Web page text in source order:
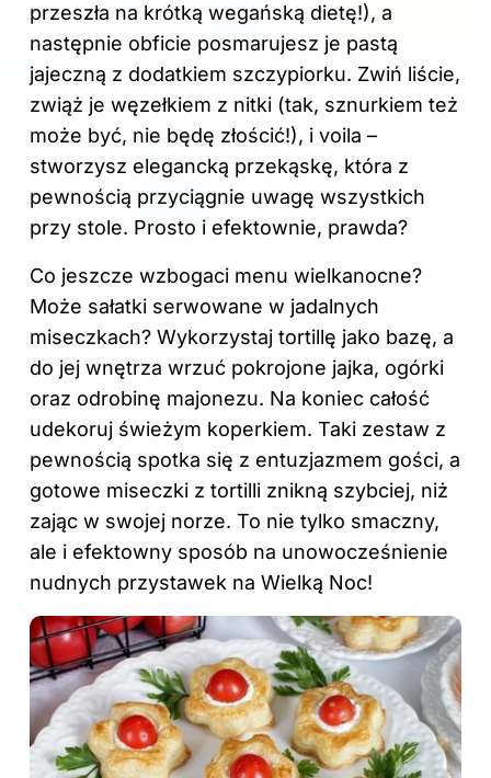
przeszła na krótką wegańską dietę!), a
następnie obficie posmarujesz je pastą
jajeczną z dodatkiem szczypiorku. Zwiń liście,
zwiąż je węzełkiem z nitki (tak, sznurkiem też
może być, nie będę złościć!), i voila –
stworzysz elegancką przekąskę, która z
pewnością przyciągnie uwagę wszystkich
przy stole. Prosto i efektownie, prawda?
Co jeszcze wzbogaci menu wielkanocne?
Może sałatki serwowane w jadalnych
miseczkach? Wykorzystaj tortillę jako bazę, a
do jej wnętrza wrzuć pokrojone jajka, ogórki
oraz odrobinę majonezu. Na koniec całość
udekoruj świeżym koperkiem. Taki zestaw z
pewnością spotka się z entuzjazmem gości, a
gotowe miseczki z tortilli znikną szybciej, niż
zając w swojej norze. To nie tylko smaczny,
ale i efektowny sposób na unowocześnienie
nudnych przystawek na Wielką Noc!